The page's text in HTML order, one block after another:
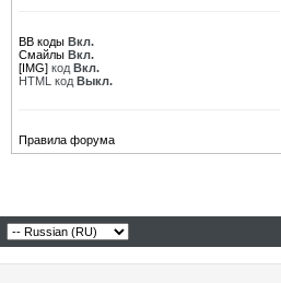
BB коды Вкл.
Смайлы Вкл.
[IMG] код Вкл.
HTML код Выкл.
Правила форума